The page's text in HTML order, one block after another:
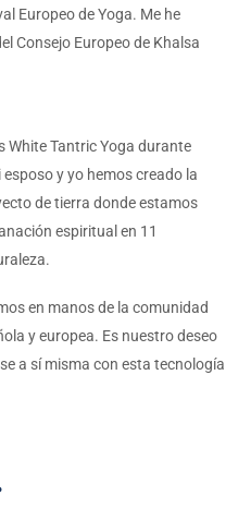
Europeo de Yoga. Me he
Consejo Europeo de Khalsa
White Tantric Yoga durante
y yo hemos creado la
de tierra donde estamos
espiritual en 11
en manos de la comunidad
y europea. Es nuestro deseo
a sí misma con esta tecnología